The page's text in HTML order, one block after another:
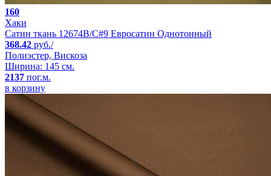
160
Хаки
Сатин ткань 12674B/C#9 Евросатин Однотонный
368.42 руб./
Полиэстер, Вискоза
Ширина: 145 см.
2137 пог.м.
в корзину